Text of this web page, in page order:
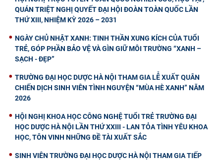
QUÁN TRIỆT NGHỊ QUYẾT ĐẠI HỘI ĐOÀN TOÀN QUỐC LẦN
THỨ XIII, NHIỆM KỲ 2026 – 2031
NGÀY CHỦ NHẬT XANH: TINH THẦN XUNG KÍCH CỦA TUỔI
TRẺ, GÓP PHẦN BẢO VỆ VÀ GÌN GIỮ MÔI TRƯỜNG “XANH –
SẠCH - ĐẸP”
TRƯỜNG ĐẠI HỌC DƯỢC HÀ NỘI THAM GIA LỄ XUẤT QUÂN
CHIẾN DỊCH SINH VIÊN TÌNH NGUYỆN “MÙA HÈ XANH” NĂM
2026
HỘI NGHỊ KHOA HỌC CÔNG NGHỆ TUỔI TRẺ TRƯỜNG ĐẠI
HỌC DƯỢC HÀ NỘI LẦN THỨ XXIII - LAN TỎA TÌNH YÊU KHOA
HỌC, TÔN VINH NHỮNG ĐỀ TÀI XUẤT SẮC
SINH VIÊN TRƯỜNG ĐẠI HỌC DƯỢC HÀ NỘI THAM GIA TIẾP